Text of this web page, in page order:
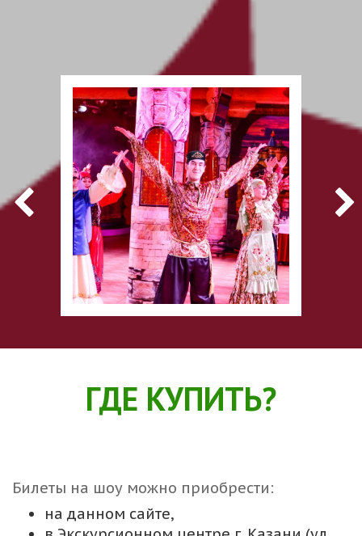
ГДЕ КУПИТЬ?
Билеты на шоу можно приобрести:
на данном сайте,